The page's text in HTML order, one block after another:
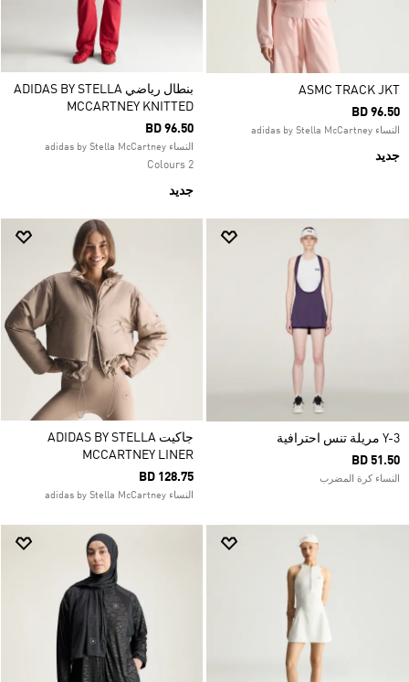
ASMC TRACK JKT
BD 96.50
النساء adidas by Stella McCartney
جديد
بنطال رياضي ADIDAS BY STELLA
MCCARTNEY KNITTED
BD 96.50
النساء adidas by Stella McCartney
2 Colours
جديد
Y-3 مريلة تنس احترافية
BD 51.50
النساء كرة المضرب
جاكيت ADIDAS BY STELLA
MCCARTNEY LINER
BD 128.75
النساء adidas by Stella McCartney